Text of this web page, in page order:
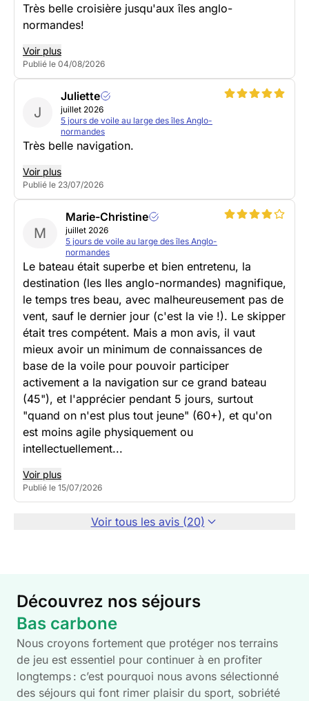
Très belle croisière jusqu'aux îles anglo-
normandes!
Voir plus
Publié le 04/08/2026
J
Juliette
juillet 2026
5 jours de voile au large des îles Anglo-
normandes
Très belle navigation.
Voir plus
Publié le 23/07/2026
M
Marie-Christine
juillet 2026
5 jours de voile au large des îles Anglo-
normandes
Le bateau était superbe et bien entretenu, la
destination (les Iles anglo-normandes) magnifique,
le temps tres beau, avec malheureusement pas de
vent, sauf le dernier jour (c'est la vie !). Le skipper
était tres compétent. Mais a mon avis, il vaut
mieux avoir un minimum de connaissances de
base de la voile pour pouvoir participer
activement a la navigation sur ce grand bateau
(45"), et l'apprécier pendant 5 jours, surtout
"quand on n'est plus tout jeune" (60+), et qu'on
est moins agile physiquement ou
intellectuellement...
Voir plus
Publié le 15/07/2026
Voir tous les avis (20)
Découvrez nos séjours
Bas carbone
Nous croyons fortement que protéger nos terrains
de jeu est essentiel pour continuer à en profiter
longtemps : c’est pourquoi nous avons sélectionné
des séjours qui font rimer plaisir du sport, sobriété